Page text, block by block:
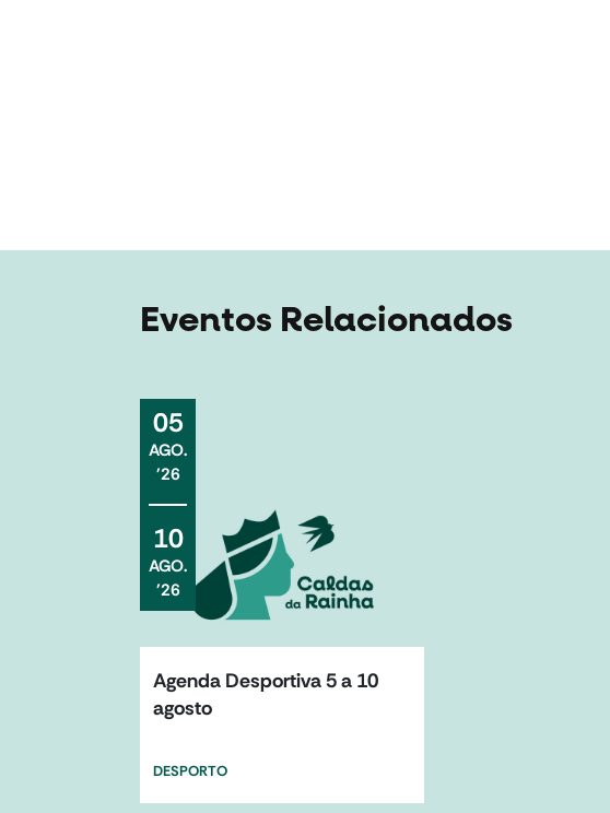
Eventos Relacionados
05
AGO.
'26
10
AGO.
'26
Agenda Desportiva 5 a 10
agosto
DESPORTO